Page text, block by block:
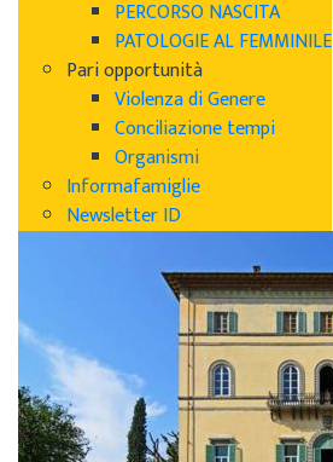
PERCORSO NASCITA
PATOLOGIE AL FEMMINILE
Pari opportunità
Violenza di Genere
Conciliazione tempi
Organismi
Informafamiglie
Newsletter ID